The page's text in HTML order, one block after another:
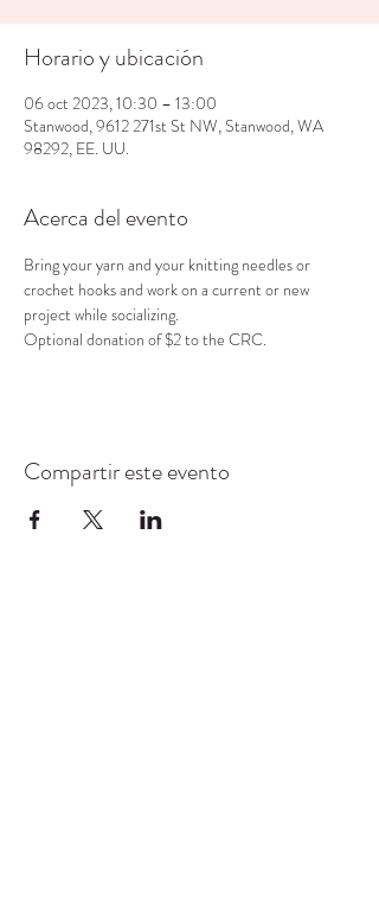
Horario y ubicación
06 oct 2023, 10:30 – 13:00
Stanwood, 9612 271st St NW, Stanwood, WA
98292, EE. UU.
Acerca del evento
Bring your yarn and your knitting needles or
crochet hooks and work on a current or new
project while socializing.
Optional donation of $2 to the CRC.
Compartir este evento